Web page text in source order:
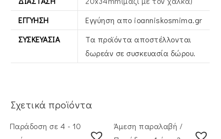
ΕΓΓΎΗΣΗ
Εγγύηση απο ioanniskosmima.gr
ΣΥΣΚΕΥΑΣΊΑ
Τα προϊόντα αποστέλλονται
δωρεάν σε συσκευασία δώρου.
Σχετικά προϊόντα
Παράδοση σε 4 - 10
Άμεση παραλαβή /